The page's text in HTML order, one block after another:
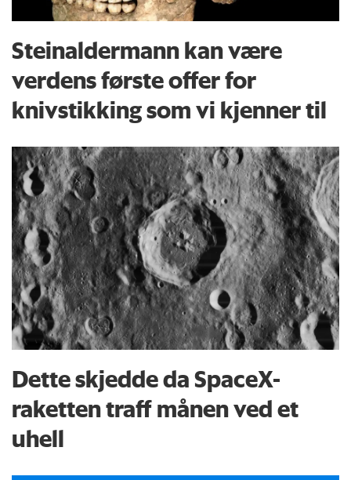
Steinaldermann kan være
verdens første offer for
knivstikking som vi kjenner til
Dette skjedde da SpaceX-
raketten traff månen ved et
uhell